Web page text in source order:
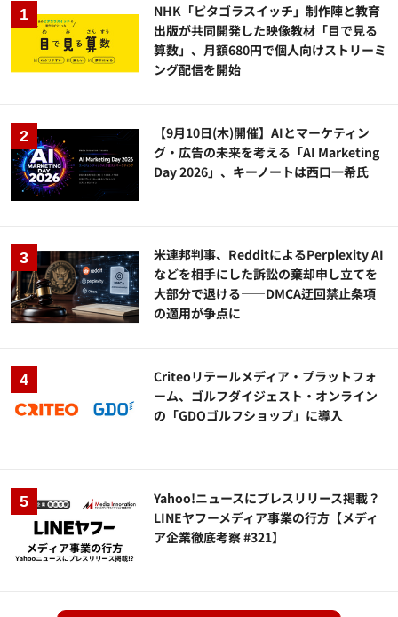
NHK「ピタゴラスイッチ」制作陣と教育
出版が共同開発した映像教材「目で見る
算数」、月額680円で個人向けストリーミ
ング配信を開始
【9月10日(木)開催】AIとマーケティン
グ・広告の未来を考える「AI Marketing
Day 2026」、キーノートは西口一希氏
米連邦判事、RedditによるPerplexity AI
などを相手にした訴訟の棄却申し立てを
大部分で退ける——DMCA迂回禁止条項
の適用が争点に
Criteoリテールメディア・プラットフォ
ーム、ゴルフダイジェスト・オンライン
の「GDOゴルフショップ」に導入
Yahoo!ニュースにプレスリリース掲載？
LINEヤフーメディア事業の行方【メディ
ア企業徹底考察 #321】